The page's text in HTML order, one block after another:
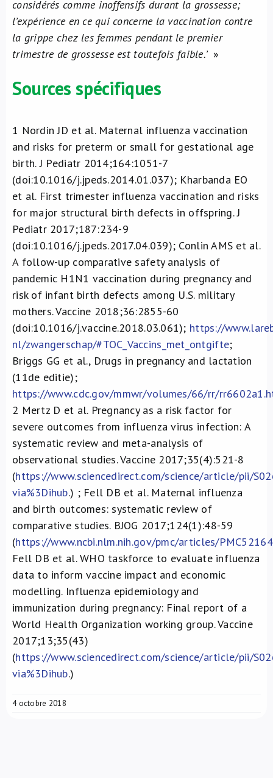
considérés comme inoffensifs durant la grossesse;
l’expérience en ce qui concerne la vaccination contre
la grippe chez les femmes pendant le premier
trimestre de grossesse est toutefois faible.’ »
Sources spécifiques
1 Nordin JD et al. Maternal influenza vaccination
and risks for preterm or small for gestational age
birth. J Pediatr 2014;164:1051-7
(doi:10.1016/j.jpeds.2014.01.037); Kharbanda EO
et al. First trimester influenza vaccination and risks
for major structural birth defects in offspring. J
Pediatr 2017;187:234-9
(doi:10.1016/j.jpeds.2017.04.039); Conlin AMS et al.
A follow-up comparative safety analysis of
pandemic H1N1 vaccination during pregnancy and
risk of infant birth defects among U.S. military
mothers. Vaccine 2018;36:2855-60
(doi:10.1016/j.vaccine.2018.03.061); https://
nl/zwangerschap/#TOC_Vaccins_met_ontgifte;
Briggs GG et al., Drugs in pregnancy and lactation
(11de editie);
https://www.cdc.gov/mmwr/volumes/66/rr/
2 Mertz D et al. Pregnancy as a risk factor for
severe outcomes from influenza virus infection: A
systematic review and meta-analysis of
observational studies. Vaccine 2017;35(4):521-8
(https://www.sciencedirect.com/science/article/pii/
via%3Dihub.) ; Fell DB et al. Maternal influenza
and birth outcomes: systematic review of
comparative studies. BJOG 2017;124(1):48-59
(https://www.ncbi.nlm.nih.gov/pmc/articles/
Fell DB et al. WHO taskforce to evaluate influenza
data to inform vaccine impact and economic
modelling. Influenza epidemiology and
immunization during pregnancy: Final report of a
World Health Organization working group. Vaccine
2017;13;35(43)
(https://www.sciencedirect.com/science/article/pii/
via%3Dihub.)
4 octobre 2018